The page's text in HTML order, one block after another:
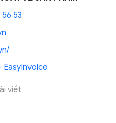
53
viết